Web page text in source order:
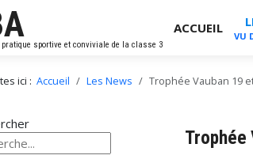
pratique sportive et conviviale de la classe 3
ACCUEIL
VU
ici : Accueil Les News Trophée Vauban 19
Trophée